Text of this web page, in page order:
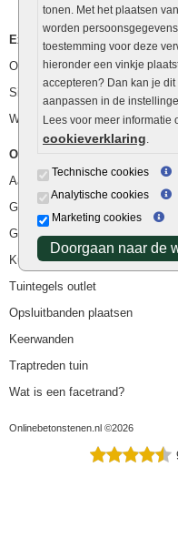
tonen. Met het plaatsen
worden
toestemming voor deze
hieronder een vinkje
accepteren? Dan kan je
aanpassen in de
Lees voor meer informatie
cookieverklaring.
Technische cookies
Analytische cookies
Marketing cookies
Doorgaan naar de
Extra benodigdheden
Ophoogzand
Siergrind en siersplit
Waterafvoer
Overig
Aanbiedingen
Goedkope bestrating
Goedkope tuintegels
Kunstgras
Tuintegels outlet
Opsluitbanden plaatsen
Keerwanden
Traptreden tuin
Wat is een facetrand?
Onlinebetonstenen.nl ©2026